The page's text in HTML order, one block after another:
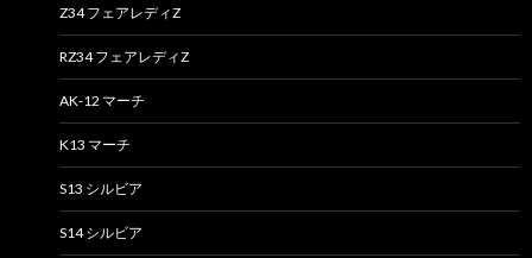
Z34 フェアレディZ
RZ34 フェアレディZ
AK-12 マーチ
K13 マーチ
S13 シルビア
S14 シルビア